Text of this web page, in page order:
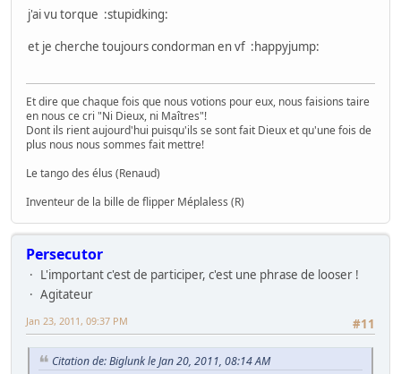
j'ai vu torque :stupidking:
et je cherche toujours condorman en vf :happyjump:
Et dire que chaque fois que nous votions pour eux, nous faisions taire
en nous ce cri "Ni Dieux, ni Maîtres"!
Dont ils rient aujourd'hui puisqu'ils se sont fait Dieux et qu'une fois de
plus nous nous sommes fait mettre!
Le tango des élus (Renaud)
Inventeur de la bille de flipper Méplaless (R)
Persecutor
L'important c'est de participer, c'est une phrase de looser !
Agitateur
#11
Jan 23, 2011, 09:37 PM
Citation de: Biglunk le Jan 20, 2011, 08:14 AM